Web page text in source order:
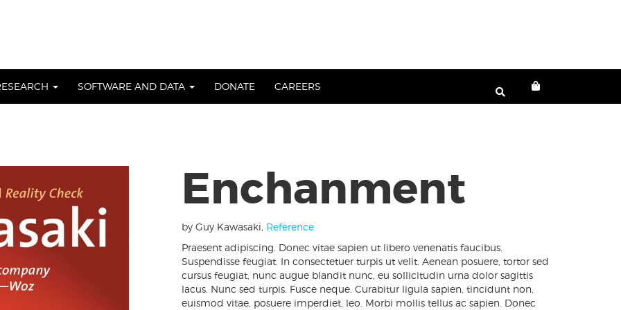
SOFTWARE AND DATA DONATE CAREERS
Enchanment
by Guy Kawasaki Reference
Praesent adipiscing. Donec vitae sapien ut libero venenatis faucibus.
Suspendisse feugiat. In consectetuer turpis ut velit. Aenean posuere, tortor sed
cursus feugiat, nunc augue blandit nunc, eu sollicitudin urna dolor sagittis
lacus. Nunc sed turpis. Fusce neque. Curabitur ligula sapien, tincidunt non,
euismod vitae, posuere imperdiet, leo. Morbi mollis tellus ac sapien. Donec